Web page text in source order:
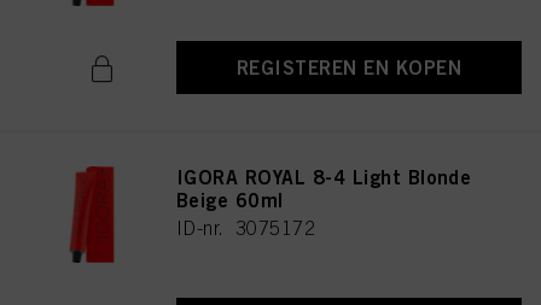
REGISTEREN EN KOPEN
IGORA ROYAL 8-4 Light Blonde
Beige 60ml
ID-nr. 3075172